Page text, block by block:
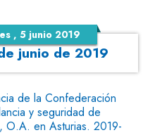
junio de 2019
, 5 junio 2019
de la Confederación
y seguridad de
O.A. en Asturias. 2019-